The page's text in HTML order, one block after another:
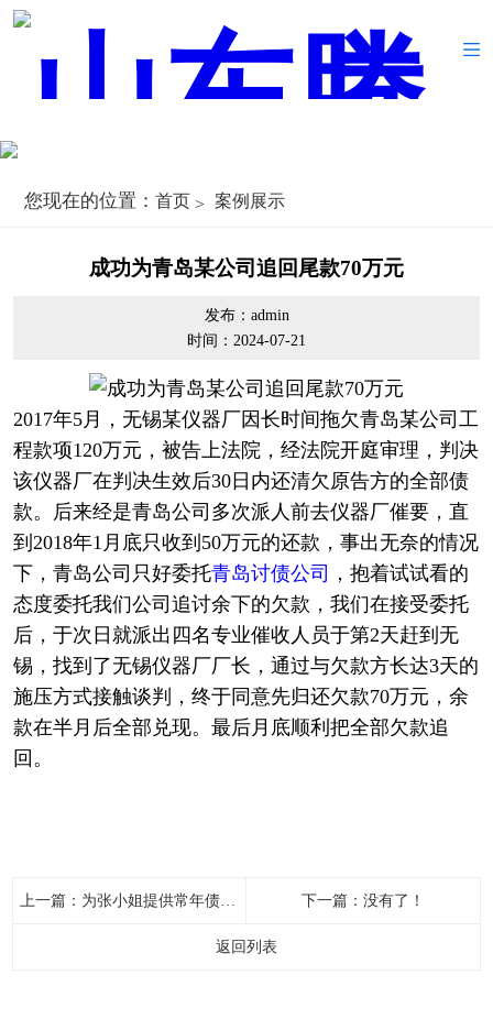
您现在的位置： 首页 案例展示
成功为青岛某公司追回尾款70万元
发布：admin
时间：2024-07-21
2017年5月，无锡某仪器厂因长时间拖欠青岛某公司工
程款项120万元，被告上法院，经法院开庭审理，判决
该仪器厂在判决生效后30日内还清欠原告方的全部债
款。后来经是青岛公司多次派人前去仪器厂催要，直
到2018年1月底只收到50万元的还款，事出无奈的情况
下，青岛公司只好委托青岛讨债公司
，抱着试试看的
态度委托我们公司追讨余下的欠款，我们在接受委托
后，于次日就派出四名专业催收人员于第2天赶到无
锡，找到了无锡仪器厂厂长，通过与欠款方长达3天的
施压方式接触谈判，终于同意先归还欠款70万元，余
款在半月后全部兑现。最后月底顺利把全部欠款追
回。
上一篇： 为张小姐提供常年债务追讨服务 下一篇：没有了！
返回列表